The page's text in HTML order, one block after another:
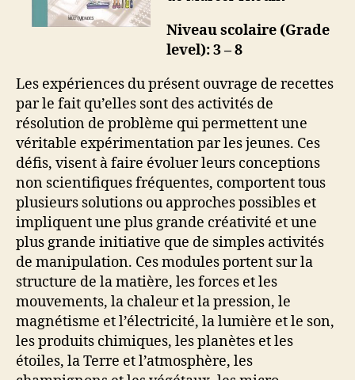
Niveau scolaire (Grade
level): 3 – 8
Les expériences du présent ouvrage de recettes
par le fait qu’elles sont des activités de
résolution de problème qui permettent une
véritable expérimentation par les jeunes. Ces
défis, visent à faire évoluer leurs conceptions
non scientifiques fréquentes, comportent tous
plusieurs solutions ou approches possibles et
impliquent une plus grande créativité et une
plus grande initiative que de simples activités
de manipulation. Ces modules portent sur la
structure de la matière, les forces et les
mouvements, la chaleur et la pression, le
magnétisme et l’électricité, la lumière et le son,
les produits chimiques, les planètes et les
étoiles, la Terre et l’atmosphère, les